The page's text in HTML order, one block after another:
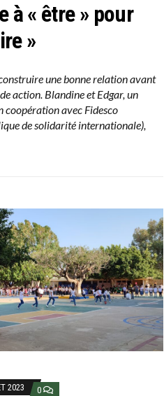
à « être » pour
»
une bonne relation avant
action. Blandine et Edgar, un
coopération avec Fidesco
de solidarité internationale),
2023 0